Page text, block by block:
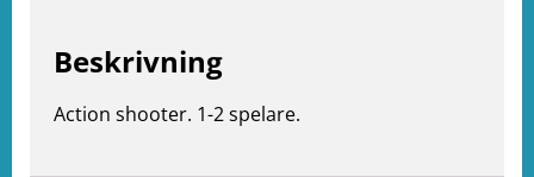
Beskrivning
Action shooter. 1-2 spelare.